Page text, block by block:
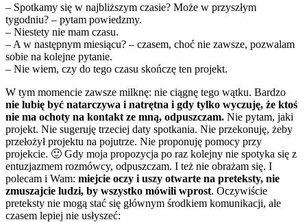
– Spotkamy się w najbliższym czasie? Może w przyszłym
tygodniu? – pytam powiedzmy.
– Niestety nie mam czasu.
– A w następnym miesiącu? – czasem, choć nie zawsze, pozwalam
sobie na kolejne pytanie.
– Nie wiem, czy do tego czasu skończę ten projekt.
W tym momencie zawsze milknę: nie ciągnę tego wątku. Bardzo
nie lubię być natarczywa i natrętna i gdy tylko wyczuję, że ktoś
nie ma ochoty na kontakt ze mną, odpuszczam. Nie pytam, jaki
projekt. Nie sugeruję trzeciej daty spotkania. Nie przekonuję, żeby
przełożył projektu na pojutrze. Nie proponuję pomocy przy
projekcie. 🙂 Gdy moja propozycja po raz kolejny nie spotyka się z
entuzjazmem rozmówcy, odpuszczam. I też nie obrażam się. I
polecam i Wam: miejcie oczy i uszy otwarte na preteksty, nie
zmuszajcie ludzi, by wszystko mówili wprost. Oczywiście
preteksty nie mogą stać się głównym środkiem komunikacji, ale
czasem lepiej nie usłyszeć: